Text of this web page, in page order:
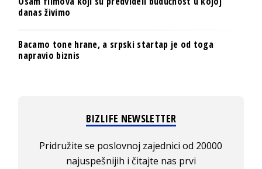
danas živimo
Bacamo tone hrane, a srpski startap je od toga
napravio biznis
BIZLIFE NEWSLETTER
Pridružite se poslovnoj zajednici od 20000
najuspešnijih i čitajte nas prvi